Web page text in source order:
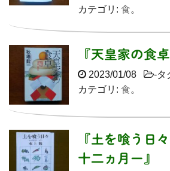
カテゴリ: 食
『天皇家の食卓
2023/01/08 -タ
カテゴリ: 食
『土を喰う日
十二ヵ月ー』